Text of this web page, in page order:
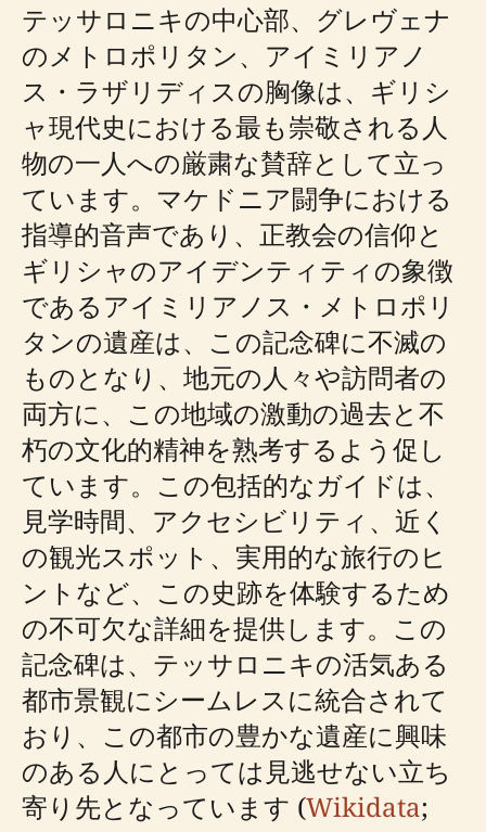
テッサロニキの中心部、グレヴェナ
のメトロポリタン、アイミリアノ
ス・ラザリディスの胸像は、ギリシ
ャ現代史における最も崇敬される人
物の一人への厳粛な賛辞として立っ
ています。マケドニア闘争における
指導的音声であり、正教会の信仰と
ギリシャのアイデンティティの象徴
であるアイミリアノス・メトロポリ
タンの遺産は、この記念碑に不滅の
ものとなり、地元の人々や訪問者の
両方に、この地域の激動の過去と不
朽の文化的精神を熟考するよう促し
ています。この包括的なガイドは、
見学時間、アクセシビリティ、近く
の観光スポット、実用的な旅行のヒ
ントなど、この史跡を体験するため
の不可欠な詳細を提供します。この
記念碑は、テッサロニキの活気ある
都市景観にシームレスに統合されて
おり、この都市の豊かな遺産に興味
のある人にとっては見逃せない立ち
寄り先となっています (Wikidata;